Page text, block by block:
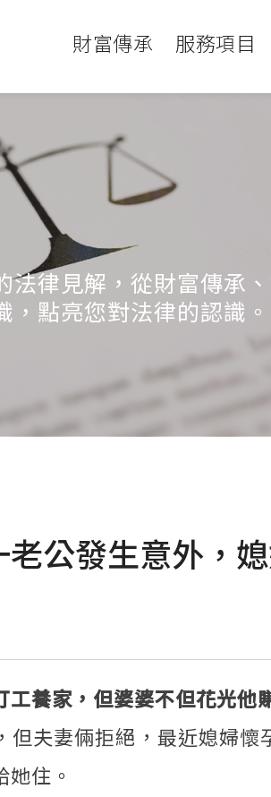
財富傳承 服務項目
法律見解，從財富傳承
點亮您對法律的認識。
公發生意外，
養家，但婆婆不但花光他
夫妻倆拒絕，最近媳婦
住。